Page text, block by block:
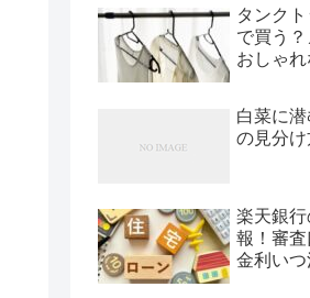
タンク
で買う
おしゃ
白菜に
の見分
楽天銀
報！審査
金利い